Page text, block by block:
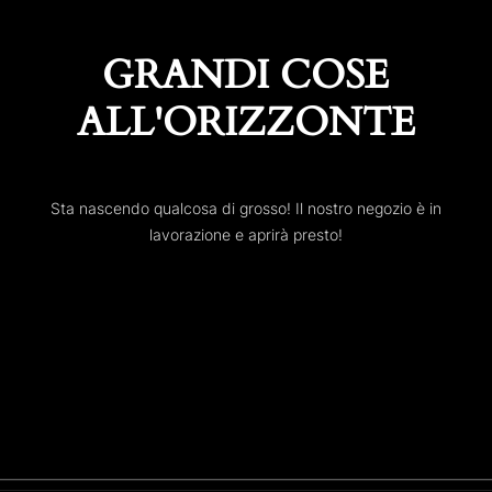
GRANDI COSE
ALL'ORIZZONTE
Sta nascendo qualcosa di grosso! Il nostro negozio è in
lavorazione e aprirà presto!